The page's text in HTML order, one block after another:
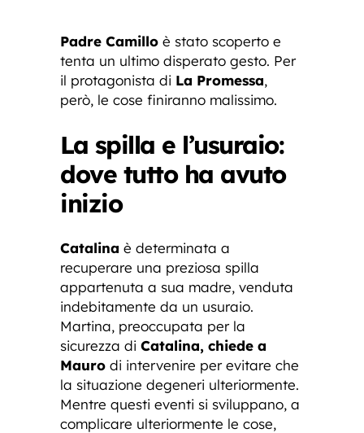
Padre Camillo è stato scoperto e
tenta un ultimo disperato gesto. Per
il protagonista di La Promessa,
però, le cose finiranno malissimo.
La spilla e l’usuraio:
dove tutto ha avuto
inizio
Catalina è determinata a
recuperare una preziosa spilla
appartenuta a sua madre, venduta
indebitamente da un usuraio.
Martina, preoccupata per la
sicurezza di Catalina, chiede a
Mauro di intervenire per evitare che
la situazione degeneri ulteriormente.
Mentre questi eventi si sviluppano, a
complicare ulteriormente le cose,